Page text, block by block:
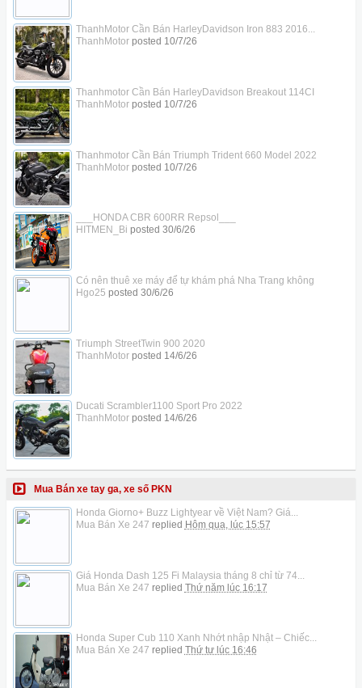
ThanhMotor Cần Bán HarleyDavidson Iron 883 2016...
ThanhMotorposted 10/7/26
Thanhmotor Cần Bán HarleyDavidson Breakout 114CI
ThanhMotorposted 10/7/26
Thanhmotor Cần Bán Triumph Trident 660 Model 2022
ThanhMotorposted 10/7/26
___HONDA CBR 600RR Repsol___
HITMEN_Bi posted 30/6/26
Có nên thuê xe máy để tự khám phá Nha Trang không
Hgo25 posted 30/6/26
Triumph StreetTwin 900 2020
ThanhMotorposted 14/6/26
Ducati Scrambler1100 Sport Pro 2022
ThanhMotorposted 14/6/26
Mua Bán xe tay ga, xe số PKN
Honda Giorno+ Buzz Lightyear về Việt Nam? Giá...
Mua Bán Xe 247 replied Hôm qua, lúc 15:57
Giá Honda Dash 125 Fi Malaysia tháng 8 chỉ từ 74...
Mua Bán Xe 247 replied Thứ năm lúc 16:17
Honda Super Cub 110 Xanh Nhớt nhập Nhật – Chiếc...
Mua Bán Xe 247 replied Thứ tư lúc 16:46